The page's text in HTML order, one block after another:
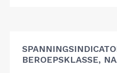
BEROEPSKLASSE,